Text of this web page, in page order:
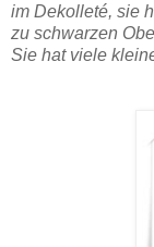
im Dekolleté, sie
zu schwarzen
Sie hat viele